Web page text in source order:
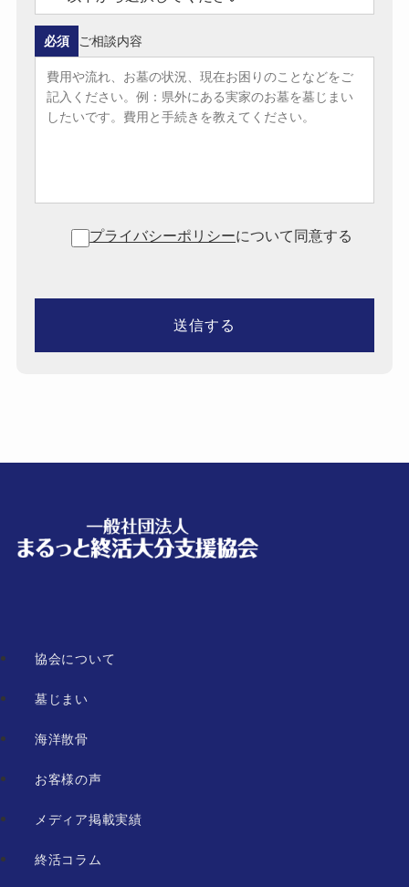
ご相談内容
必須
プライバシーポリシーについて同意する
協会について
墓じまい
海洋散骨
お客様の声
メディア掲載実績
終活コラム